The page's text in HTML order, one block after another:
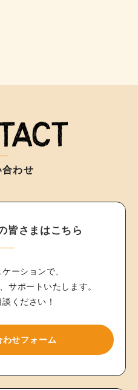
合わせ
皆さまはこちら
ーションで、
サポートいたします。
ください！
わせフォーム